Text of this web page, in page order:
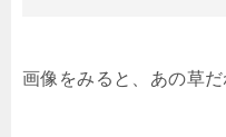
画像をみると、あの草だ